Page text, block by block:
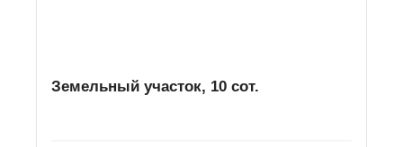
Земельный участок, 10 сот.